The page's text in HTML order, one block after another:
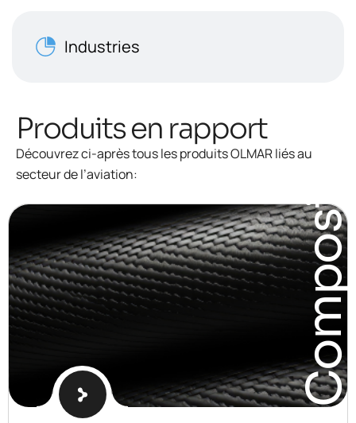
Industries
Produits en rapport
Découvrez ci-après tous les produits OLMAR liés au
secteur de l’aviation:
Composites